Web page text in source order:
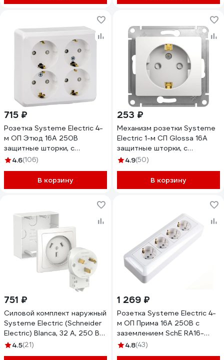
715 ₽
Розетка Systeme Electric 4-
м ОП Этюд 16А 250В
защитные шторки, с
заземлением, белая SchE
4.6(106)
В корзину
253 ₽
Механизм розетки Systeme
Electric 1-м СП Glossa 16А
защитные шторки, с
заземлением, белый
4.9(50)
В корзину
751 ₽
Силовой комплект наружный
Systeme Electric (Schneider
Electric) Blanca, 32 А, 250 В
BLNSK003231
4.5(21)
1 269 ₽
Розетка Systeme Electric 4-
м ОП Прима 16А 250В с
заземлением SchE RA16-
411M-BI 285465
4.8(43)